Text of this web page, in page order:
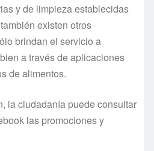
y de limpieza establecidas
existen otros
brindan el servicio a
a través de aplicaciones
de alimentos.
la ciudadanía puede consultar
las promociones y